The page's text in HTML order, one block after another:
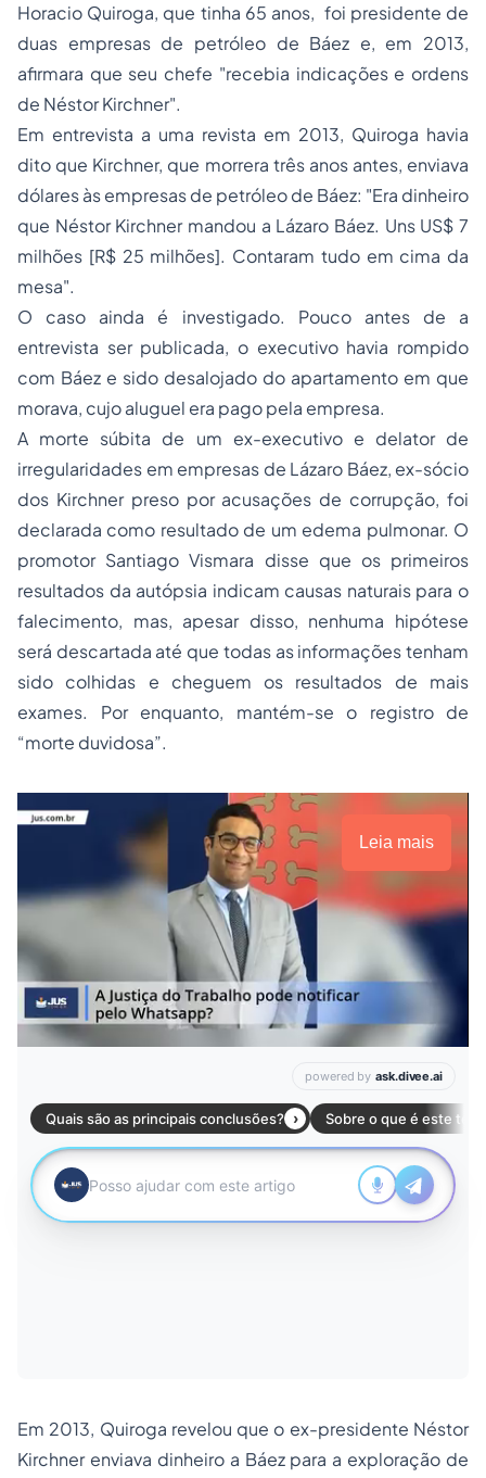
Horacio Quiroga, que tinha 65 anos, foi presidente de
duas empresas de petróleo de Báez e, em 2013,
afirmara que seu chefe "recebia indicações e ordens
de Néstor Kirchner".
Em entrevista a uma revista em 2013, Quiroga havia
dito que Kirchner, que morrera três anos antes, enviava
dólares às empresas de petróleo de Báez: "Era dinheiro
que Néstor Kirchner mandou a Lázaro Báez. Uns US$ 7
milhões [R$ 25 milhões]. Contaram tudo em cima da
mesa".
O caso ainda é investigado. Pouco antes de a
entrevista ser publicada, o executivo havia rompido
com Báez e sido desalojado do apartamento em que
morava, cujo aluguel era pago pela empresa.
A morte súbita de um ex-executivo e delator de
irregularidades em empresas de Lázaro Báez, ex-sócio
dos Kirchner preso por acusações de corrupção, foi
declarada como resultado de um edema pulmonar. O
promotor Santiago Vismara disse que os primeiros
resultados da autópsia indicam causas naturais para o
falecimento, mas, apesar disso, nenhuma hipótese
será descartada até que todas as informações tenham
sido colhidas e cheguem os resultados de mais
exames. Por enquanto, mantém-se o registro de
“morte duvidosa”.
Leia mais
Em 2013, Quiroga revelou que o ex-presidente Néstor
Kirchner enviava dinheiro a Báez para a exploração de